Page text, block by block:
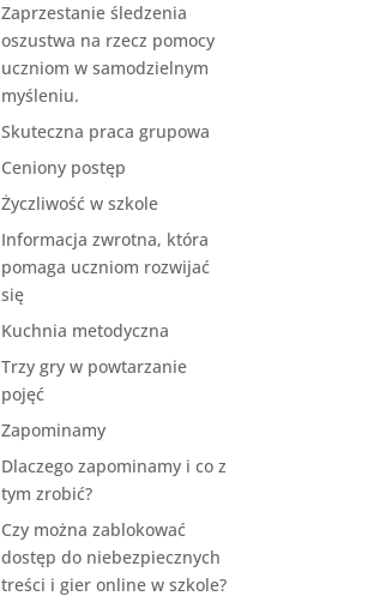
Zaprzestanie śledzenia
oszustwa na rzecz pomocy
uczniom w samodzielnym
myśleniu.
Skuteczna praca grupowa
Ceniony postęp
Życzliwość w szkole
Informacja zwrotna, która
pomaga uczniom rozwijać
się
Kuchnia metodyczna
Trzy gry w powtarzanie
pojęć
Zapominamy
Dlaczego zapominamy i co z
tym zrobić?
Czy można zablokować
dostęp do niebezpiecznych
treści i gier online w szkole?